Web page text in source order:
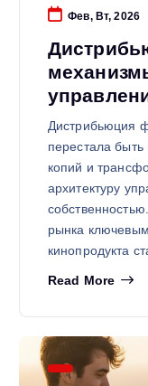
Фев, Вт, 2026
Дистрибьюция
перестала
копий и
архитектуру
рынка
кинопродукта
Read More